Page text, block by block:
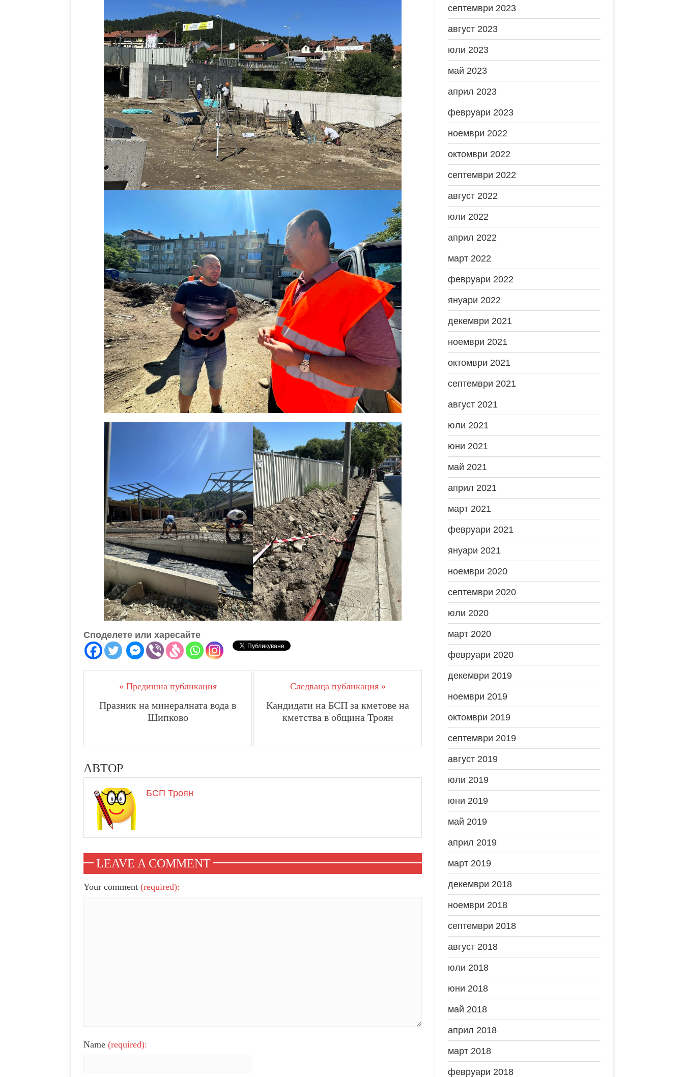
Споделете или харесайте
« Предишна публикация
Празник на минералната вода в
Шипково
Следваща публикация »
Кандидати на БСП за кметове на
кметства в община Троян
АВТОР
БСП Троян
LEAVE A COMMENT
Your comment (required):
Name (required):
септември 2023
август 2023
юли 2023
май 2023
април 2023
февруари 2023
ноември 2022
октомври 2022
септември 2022
август 2022
юли 2022
април 2022
март 2022
февруари 2022
януари 2022
декември 2021
ноември 2021
октомври 2021
септември 2021
август 2021
юли 2021
юни 2021
май 2021
април 2021
март 2021
февруари 2021
януари 2021
ноември 2020
септември 2020
юли 2020
март 2020
февруари 2020
декември 2019
ноември 2019
октомври 2019
септември 2019
август 2019
юли 2019
юни 2019
май 2019
април 2019
март 2019
декември 2018
ноември 2018
септември 2018
август 2018
юли 2018
юни 2018
май 2018
април 2018
март 2018
февруари 2018